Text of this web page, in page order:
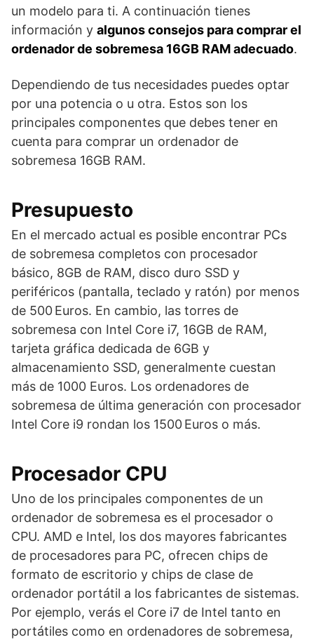
un modelo para ti. A continuación tienes
información y algunos consejos para comprar el
ordenador de sobremesa 16GB RAM adecuado.
Dependiendo de tus necesidades puedes optar
por una potencia o u otra. Estos son los
principales componentes que debes tener en
cuenta para comprar un ordenador de
sobremesa 16GB RAM.
Presupuesto
En el mercado actual es posible encontrar PCs
de sobremesa completos con procesador
básico, 8GB de RAM, disco duro SSD y
periféricos (pantalla, teclado y ratón) por menos
de 500 Euros. En cambio, las torres de
sobremesa con Intel Core i7, 16GB de RAM,
tarjeta gráfica dedicada de 6GB y
almacenamiento SSD, generalmente cuestan
más de 1000 Euros. Los ordenadores de
sobremesa de última generación con procesador
Intel Core i9 rondan los 1500 Euros o más.
Procesador CPU
Uno de los principales componentes de un
ordenador de sobremesa es el procesador o
CPU. AMD e Intel, los dos mayores fabricantes
de procesadores para PC, ofrecen chips de
formato de escritorio y chips de clase de
ordenador portátil a los fabricantes de sistemas.
Por ejemplo, verás el Core i7 de Intel tanto en
portátiles como en ordenadores de sobremesa,